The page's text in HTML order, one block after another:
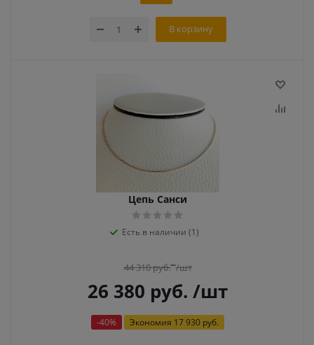
В корзину
Цепь Санси
Есть в наличии (1)
44 310руб. /шт
26 380 руб. /шт
-40% Экономия 17 930 руб.